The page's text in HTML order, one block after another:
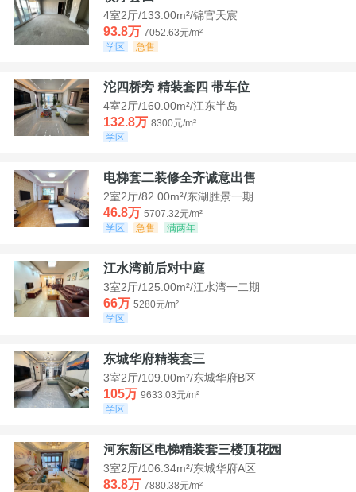
4室2厅/133.00m²/锦官天宸
93.8万 7052.63元/m²
学区
急售
沱四桥旁 精装套四 带车位
4室2厅/160.00m²/江东半岛
132.8万 8300元/m²
学区
电梯套二装修全齐诚意出售
2室2厅/82.00m²/东湖胜景一期
46.8万 5707.32元/m²
学区
急售 满两年
江水湾前后对中庭
3室2厅/125.00m²/江水湾一二期
66万 5280元/m²
学区
东城华府精装套三
3室2厅/109.00m²/东城华府B区
105万 9633.03元/m²
学区
河东新区电梯精装套三楼顶花园
3室2厅/106.34m²/东城华府A区
83.8万 7880.38元/m²